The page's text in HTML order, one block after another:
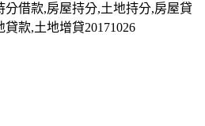
分借款,房屋持分,土地持分,房屋貸
款,土地增貸20171026